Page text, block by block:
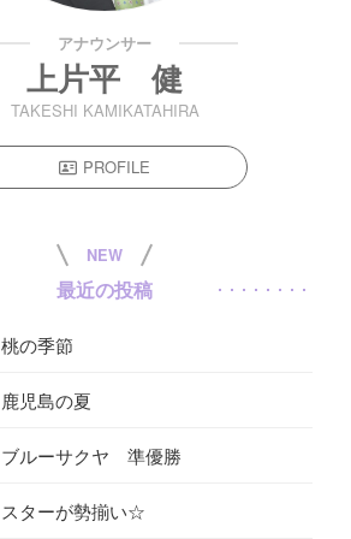
アナウンサー
上片平 健
TAKESHI KAMIKATAHIRA
PROFILE
NEW
最近の投稿
桃の季節
鹿児島の夏
ブルーサクヤ 準優勝
スターが勢揃い☆